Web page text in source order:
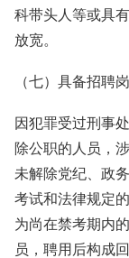
科带头人等或具
放宽。
（七）具备招聘
因犯罪受过刑事
除公职的人员，
未解除党纪、政
考试和法律规定
为尚在禁考期内
员，聘用后构成